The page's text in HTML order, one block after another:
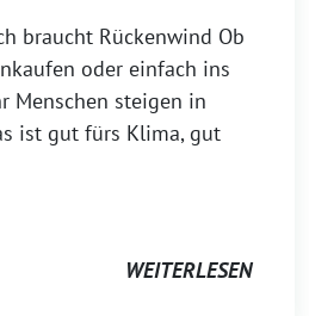
braucht Rückenwind Ob
oder einfach ins
Menschen steigen in
ist gut fürs Klima, gut
WEITERLESEN